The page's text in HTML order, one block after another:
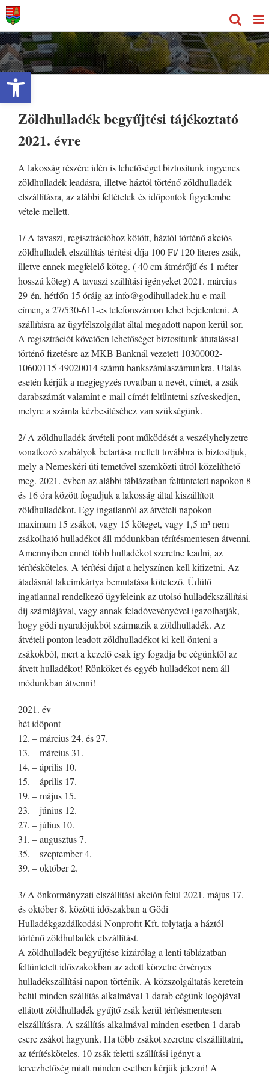
Eszköztár megnyitása
Kihagyás
Zöldhulladék begyűjtési tájékoztató
2021. évre
A lakosság részére idén is lehetőséget biztosítunk ingyenes
zöldhulladék leadásra, illetve háztól történő zöldhulladék
elszállításra, az alábbi feltételek és időpontok figyelembe
vétele mellett.
1/ A tavaszi, regisztrációhoz kötött, háztól történő akciós
zöldhulladék elszállítás térítési díja 100 Ft/ 120 literes zsák,
illetve ennek megfelelő köteg. ( 40 cm átmérőjű és 1 méter
hosszú köteg) A tavaszi szállítási igényeket 2021. március
29-én, hétfőn 15 óráig az info@godihulladek.hu e-mail
címen, a 27/530-611-es telefonszámon lehet bejelenteni. A
szállításra az ügyfélszolgálat által megadott napon kerül sor.
A regisztrációt követően lehetőséget biztosítunk átutalással
történő fizetésre az MKB Banknál vezetett 10300002-
10600115-49020014 számú bankszámlaszámunkra. Utalás
esetén kérjük a megjegyzés rovatban a nevét, címét, a zsák
darabszámát valamint e-mail címét feltüntetni szíveskedjen,
melyre a számla kézbesítéséhez van szükségünk.
2/ A zöldhulladék átvételi pont működését a veszélyhelyzetre
vonatkozó szabályok betartása mellett továbbra is biztosítjuk,
mely a Nemeskéri úti temetővel szemközti útról közelíthető
meg. 2021. évben az alábbi táblázatban feltüntetett napokon 8
és 16 óra között fogadjuk a lakosság által kiszállított
zöldhulladékot. Egy ingatlanról az átvételi napokon
maximum 15 zsákot, vagy 15 köteget, vagy 1,5 m³ nem
zsákolható hulladékot áll módunkban térítésmentesen átvenni.
Amennyiben ennél több hulladékot szeretne leadni, az
térítésköteles. A térítési díjat a helyszínen kell kifizetni. Az
átadásnál lakcímkártya bemutatása kötelező. Üdülő
ingatlannal rendelkező ügyfeleink az utolsó hulladékszállítási
díj számlájával, vagy annak feladóvevényével igazolhatják,
hogy gödi nyaralójukból származik a zöldhulladék. Az
átvételi ponton leadott zöldhulladékot ki kell önteni a
zsákokból, mert a kezelő csak így fogadja be cégünktől az
átvett hulladékot! Rönköket és egyéb hulladékot nem áll
módunkban átvenni!
2021. év
hét időpont
12. – március 24. és 27.
13. – március 31.
14. – április 10.
15. – április 17.
19. – május 15.
23. – június 12.
27. – július 10.
31. – augusztus 7.
35. – szeptember 4.
39. – október 2.
3/ A önkormányzati elszállítási akción felül 2021. május 17.
és október 8. közötti időszakban a Gödi
Hulladékgazdálkodási Nonprofit Kft. folytatja a háztól
történő zöldhulladék elszállítást.
A zöldhulladék begyűjtése kizárólag a lenti táblázatban
feltüntetett időszakokban az adott körzetre érvényes
hulladékszállítási napon történik. A közszolgáltatás keretein
belül minden szállítás alkalmával 1 darab cégünk logójával
ellátott zöldhulladék gyűjtő zsák kerül térítésmentesen
elszállításra. A szállítás alkalmával minden esetben 1 darab
csere zsákot hagyunk. Ha több zsákot szeretne elszállíttatni,
az térítésköteles. 10 zsák feletti szállítási igényt a
tervezhetőség miatt minden esetben kérjük jelezni! A